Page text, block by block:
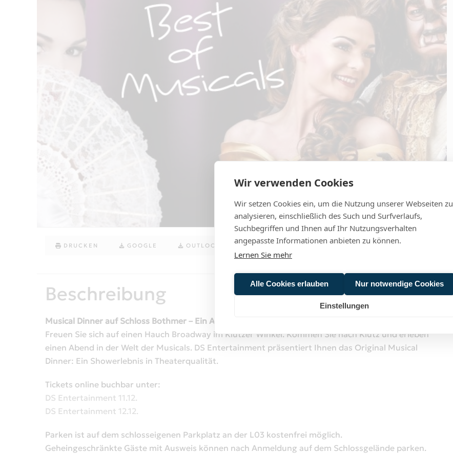
DRUCKEN GOOGLE OUTLOOK (.ICS)
Beschreibung
Musical Dinner auf Schloss Bothmer – Ein Abend voller Magie, Musik und Kulinarik
Freuen Sie sich auf einen Hauch Broadway im Klützer Winkel. Kommen Sie nach Klütz und erleben
einen Abend in der Welt der Musicals. DS Entertainment präsentiert Ihnen das Original Musical
Dinner: Ein Showerlebnis in Theaterqualität.
Tickets online buchbar unter:
DS Entertainment 11.12.
DS Entertainment 12.12.
Parken ist auf dem schlosseigenen Parkplatz an der L03 kostenfrei möglich.
Geheingeschränkte Gäste mit Ausweis können nach Anmeldung auf dem Schlossgelände parken.
Wir verwenden Cookies
Wir setzen Cookies ein, um die Nutzung unserer Webseiten zu
analysieren, einschließlich des Such und Surfverlaufs,
Suchbegriffen und Ihnen auf Ihr Nutzungsverhalten
angepasste Informationen anbieten zu können.
Lernen Sie mehr
Alle Cookies erlauben Nur notwendige Cookies
Einstellungen